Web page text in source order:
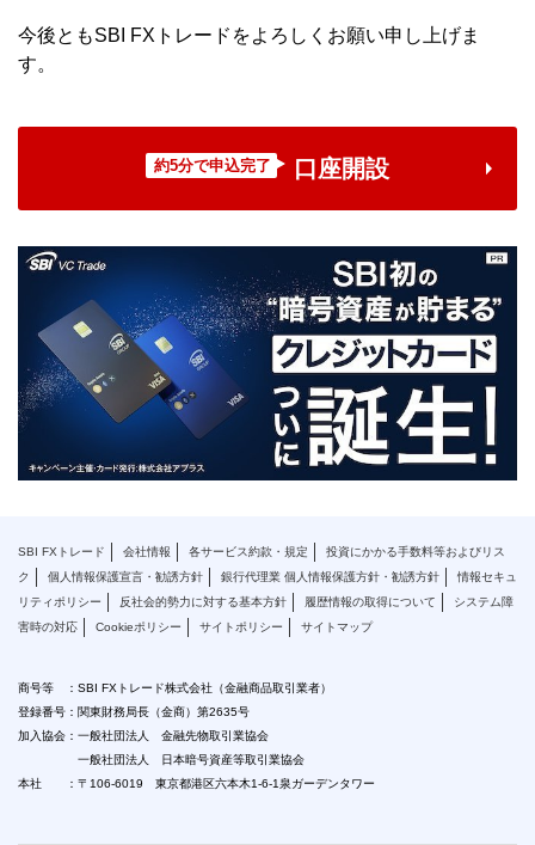
今後ともSBI FXトレードをよろしくお願い申し上げま
す。
約5分で申込完了 口座開設
SBI FXトレード 会社情報 各サービス約款・規定
投資にかかる手数料等およびリス
ク
個人情報保護宣言・勧誘方針 銀行代理業 個人情報保護方針・勧誘方針
情報セキュ
リティポリシー
反社会的勢力に対する基本方針 履歴情報の取得について
システム障
害時の対応
Cookieポリシー サイトポリシー サイトマップ
商号等 ：SBI FXトレード株式会社（金融商品取引業者）
登録番号：関東財務局長（金商）第2635号
加入協会：一般社団法人 金融先物取引業協会
一般社団法人 日本暗号資産等取引業協会
本社 ：〒106-6019 東京都港区六本木1-6-1泉ガーデンタワー